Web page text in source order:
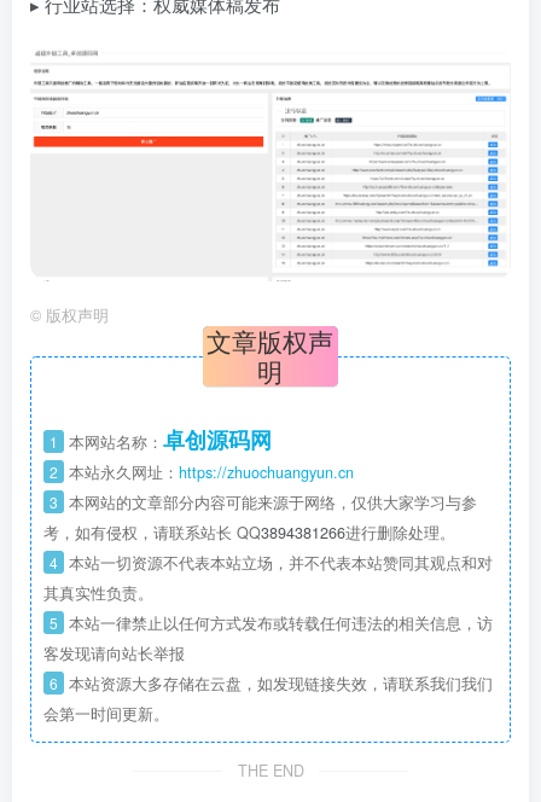
© 版权声明
文章版权声
明
1 本网站名称： 卓创源码网
2 本站永久网址： https://zhuochuangyun.cn
3 本网站的文章部分内容可能来源于网络，仅供大家学习与参
考，如有侵权，请联系站长 QQ3894381266进行删除处理。
4 本站一切资源不代表本站立场，并不代表本站赞同其观点和对
其真实性负责。
5 本站一律禁止以任何方式发布或转载任何违法的相关信息，访
客发现请向站长举报
6 本站资源大多存储在云盘，如发现链接失效，请联系我们我们
会第一时间更新。
THE END